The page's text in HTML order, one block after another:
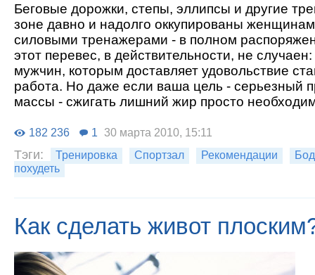
Беговые дорожки, степы, эллипсы и другие
зоне давно и надолго оккупированы
силовыми тренажерами - в полном
этот перевес, в действительности, не
мужчин, которым доставляет удовольствие
работа. Но даже если ваша цель - серьезный
массы - сжигать лишний жир просто
182 236 1 30 марта 2010, 15:11
Тэги: Тренировка Спортзал Рекомендации
похудеть
Как сделать живот